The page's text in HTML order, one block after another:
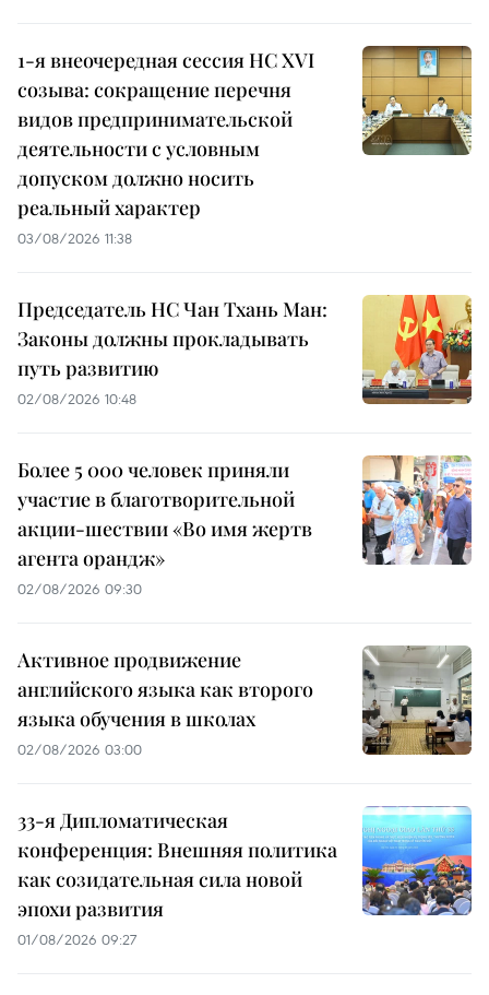
1-я внеочередная сессия НС XVI
созыва: сокращение перечня
видов предпринимательской
деятельности с условным
допуском должно носить
реальный характер
03/08/2026 11:38
Председатель НС Чан Тхань Ман:
Законы должны прокладывать
путь развитию
02/08/2026 10:48
Более 5 000 человек приняли
участие в благотворительной
акции-шествии «Во имя жертв
агента орандж»
02/08/2026 09:30
Активное продвижение
английского языка как второго
языка обучения в школах
02/08/2026 03:00
33-я Дипломатическая
конференция: Внешняя политика
как созидательная сила новой
эпохи развития
01/08/2026 09:27